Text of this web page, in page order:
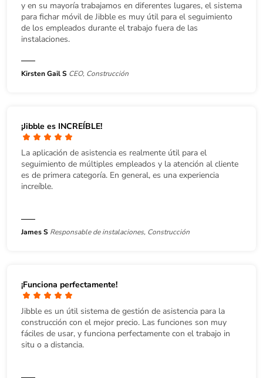
y en su mayoría trabajamos en diferentes lugares, el sistema
para fichar móvil de Jibble es muy útil para el seguimiento
de los empleados durante el trabajo fuera de las
instalaciones.
Kirsten Gail S CEO, Construcción
¡Jibble es INCREÍBLE!
La aplicación de asistencia es realmente útil para el
seguimiento de múltiples empleados y la atención al cliente
es de primera categoría. En general, es una experiencia
increíble.
James S Responsable de instalaciones, Construcción
¡Funciona perfectamente!
Jibble es un útil sistema de gestión de asistencia para la
construcción con el mejor precio. Las funciones son muy
fáciles de usar, y funciona perfectamente con el trabajo in
situ o a distancia.